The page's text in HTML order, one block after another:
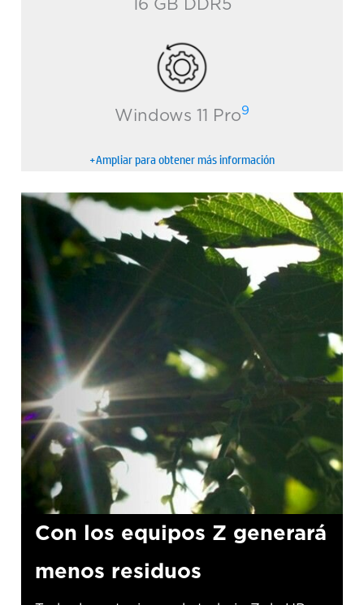
Windows 11 Pro9
+Ampliar para obtener más información
Con los equipos Z generará
menos residuos